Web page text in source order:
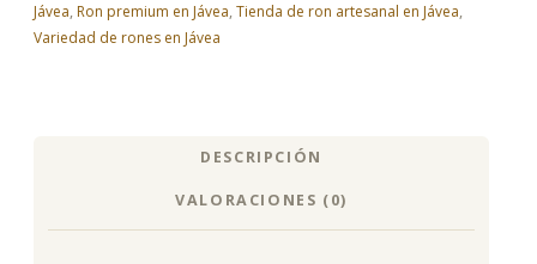
Jávea, Ron premium en Jávea,Tienda de ron artesanal en Jávea,
Variedad de rones en Jávea
DESCRIPCIÓN
VALORACIONES (0)